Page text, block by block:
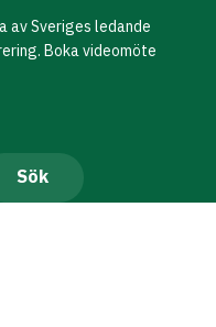
av Sveriges ledande
Boka videomöte